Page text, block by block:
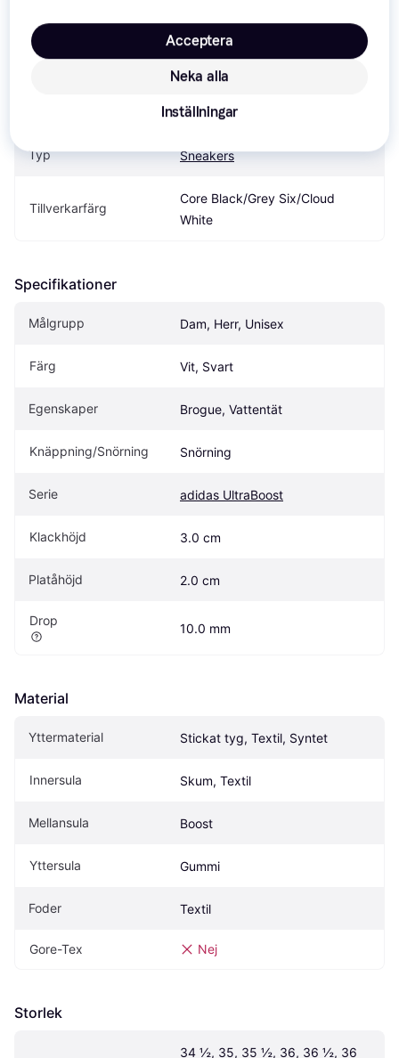
Modellnamn
adidas UltraBoost Light - Core
Black
adidas
Typ Sneakers
Tillverkarfärg
Core Black/Grey Six/Cloud
White
Specifikationer
Målgrupp Dam, Herr, Unisex
Färg Vit, Svart
Egenskaper Brogue, Vattentät
Knäppning/Snörning Snörning
Serie adidas UltraBoost
Klackhöjd 3.0 cm
Platåhöjd 2.0 cm
Drop
10.0 mm
Material
Yttermaterial Stickat tyg, Textil, Syntet
Innersula Skum, Textil
Mellansula Boost
Yttersula Gummi
Foder Textil
Gore-Tex Nej
Storlek
34 ½, 35, 35 ½, 36, 36 ½, 36
Neka alla
Acceptera
Inställningar